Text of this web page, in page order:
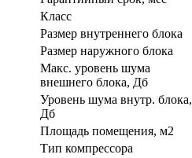
Класс
Размер внутреннего блока
Размер наружного блока
Макс. уровень шума
внешнего блока, Дб
Уровень шума внутр. блока,
Дб
Площадь помещения, м2
Тип компрессора